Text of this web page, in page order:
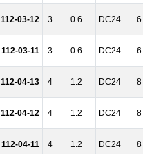
112-03-12 3 0.6 DC24 6
112-03-11 3 0.6 DC24 6
112-04-13 4 1.2 DC24 8
112-04-12 4 1.2 DC24 8
112-04-11 4 1.2 DC24 8